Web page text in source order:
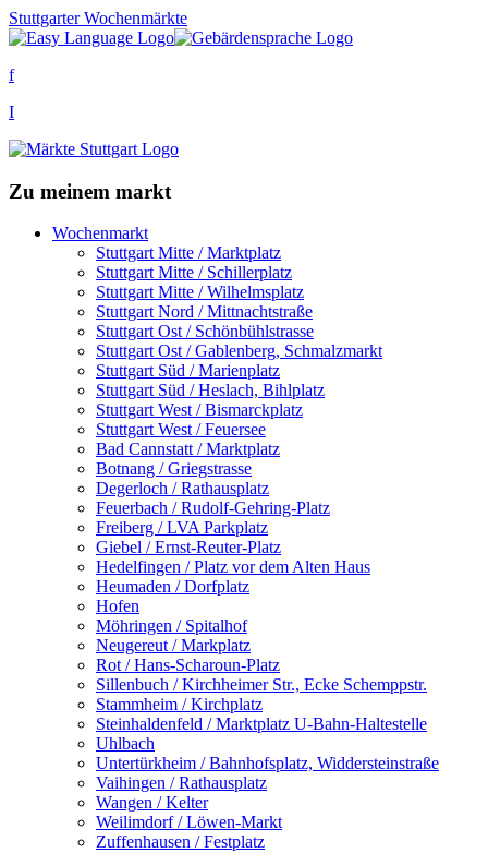
Stuttgarter Wochenmärkte
f
I
Zu meinem markt
Wochenmarkt
Stuttgart Mitte / Marktplatz
Stuttgart Mitte / Schillerplatz
Stuttgart Mitte / Wilhelmsplatz
Stuttgart Nord / Mittnachtstraße
Stuttgart Ost / Schönbühlstrasse
Stuttgart Ost / Gablenberg, Schmalzmarkt
Stuttgart Süd / Marienplatz
Stuttgart Süd / Heslach, Bihlplatz
Stuttgart West / Bismarckplatz
Stuttgart West / Feuersee
Bad Cannstatt / Marktplatz
Botnang / Griegstrasse
Degerloch / Rathausplatz
Feuerbach / Rudolf-Gehring-Platz
Freiberg / LVA Parkplatz
Giebel / Ernst-Reuter-Platz
Hedelfingen / Platz vor dem Alten Haus
Heumaden / Dorfplatz
Hofen
Möhringen / Spitalhof
Neugereut / Markplatz
Rot / Hans-Scharoun-Platz
Sillenbuch / Kirchheimer Str., Ecke Schemppstr.
Stammheim / Kirchplatz
Steinhaldenfeld / Marktplatz U-Bahn-Haltestelle
Uhlbach
Untertürkheim / Bahnhofsplatz, Widdersteinstraße
Vaihingen / Rathausplatz
Wangen / Kelter
Weilimdorf / Löwen-Markt
Zuffenhausen / Festplatz